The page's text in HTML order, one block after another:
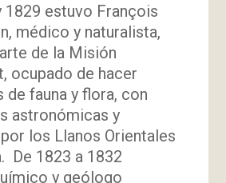
1829 estuvo François
médico y naturalista,
de la Misión
ocupado de hacer
de fauna y flora, con
astronómicas y
los Llanos Orientales
De 1823 a 1832
y geólogo